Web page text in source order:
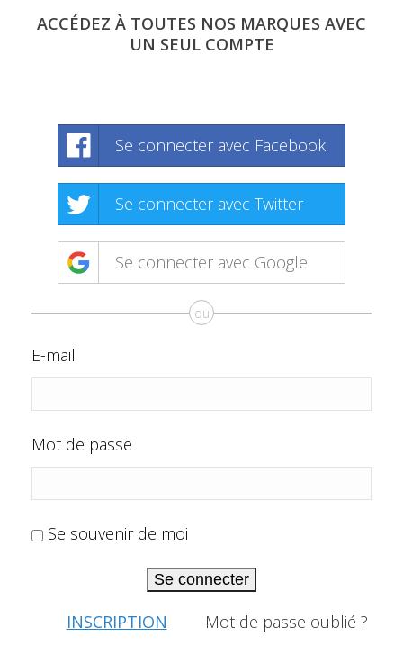
ACCÉDEZ À TOUTES NOS MARQUES AVEC
UN SEUL COMPTE
Se connecter avec Facebook
Se connecter avec Twitter
Se connecter avec Google
ou
E-mail
Mot de passe
Se souvenir de moi
Se connecter
INSCRIPTION Mot de passe oublié ?